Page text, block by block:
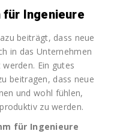
für Ingenieure
beiträgt, dass neue
in das Unternehmen
Ein gutes
beitragen, dass neue
und wohl fühlen,
zu werden.
für Ingenieure